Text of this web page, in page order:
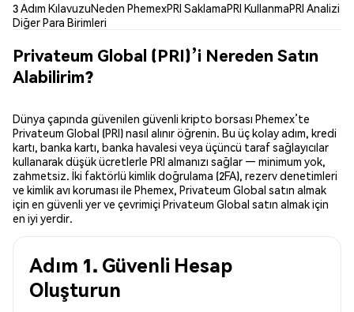
3 Adım KılavuzuNeden PhemexPRI SaklamaPRI KullanmaPRI Analizi
Diğer Para Birimleri
Privateum Global (PRI)’i Nereden Satın
Alabilirim?
Dünya çapında güvenilen güvenli kripto borsası Phemex’te
Privateum Global (PRI) nasıl alınır öğrenin. Bu üç kolay adım, kredi
kartı, banka kartı, banka havalesi veya üçüncü taraf sağlayıcılar
kullanarak düşük ücretlerle PRI almanızı sağlar — minimum yok,
zahmetsiz. İki faktörlü kimlik doğrulama (2FA), rezerv denetimleri
ve kimlik avı koruması ile Phemex, Privateum Global satın almak
için en güvenli yer ve çevrimiçi Privateum Global satın almak için
en iyi yerdir.
Adım 1. Güvenli Hesap
Oluşturun